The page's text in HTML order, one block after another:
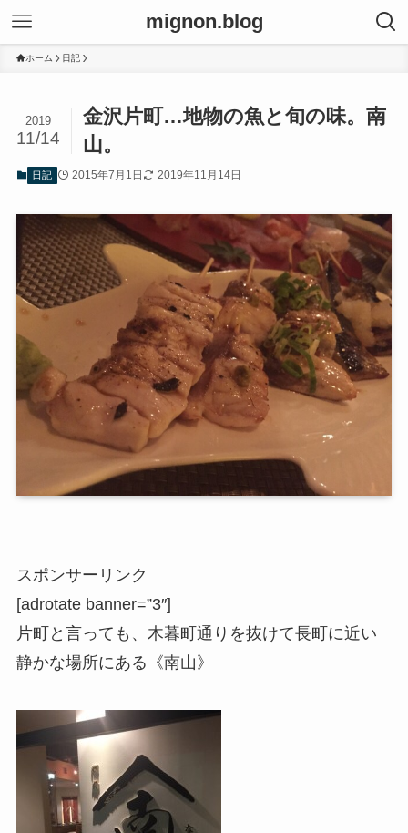
mignon.blog
ホーム 日記
金沢片町…地物の魚と旬の味。南
山。
2019
11/14
日記 2015年7月1日 2019年11月14日
スポンサーリンク
[adrotate banner=”3″]
片町と言っても、木暮町通りを抜けて長町に近い
静かな場所にある《南山》